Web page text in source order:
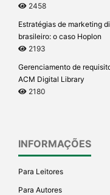
2458
Estratégias de marketing
brasileiro: o caso Hoplon
2193
Gerenciamento de
ACM Digital Library
2180
INFORMAÇÕES
Para Leitores
Para Autores